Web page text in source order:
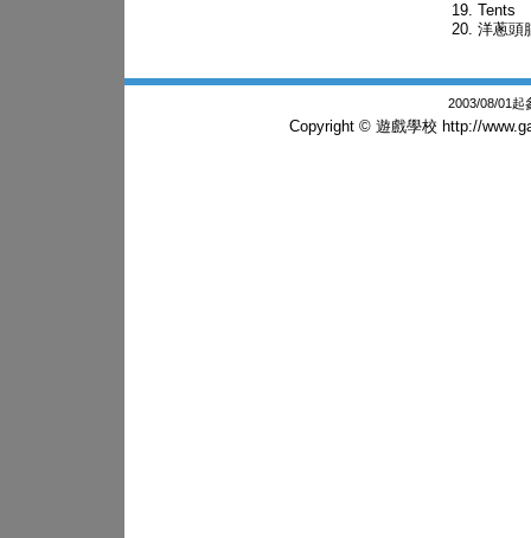
Tents
洋蔥頭
2003/08/01起
Copyright © 遊戲學校 http://